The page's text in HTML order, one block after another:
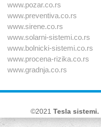
www.pozar.co.rs
www.preventiva.co.rs
www.sirene.co.rs
www.solarni-sistemi.co.rs
www.bolnicki-sistemi.co.rs
www.procena-rizika.co.rs
www.gradnja.co.rs
©2021 Tesla sistemi.